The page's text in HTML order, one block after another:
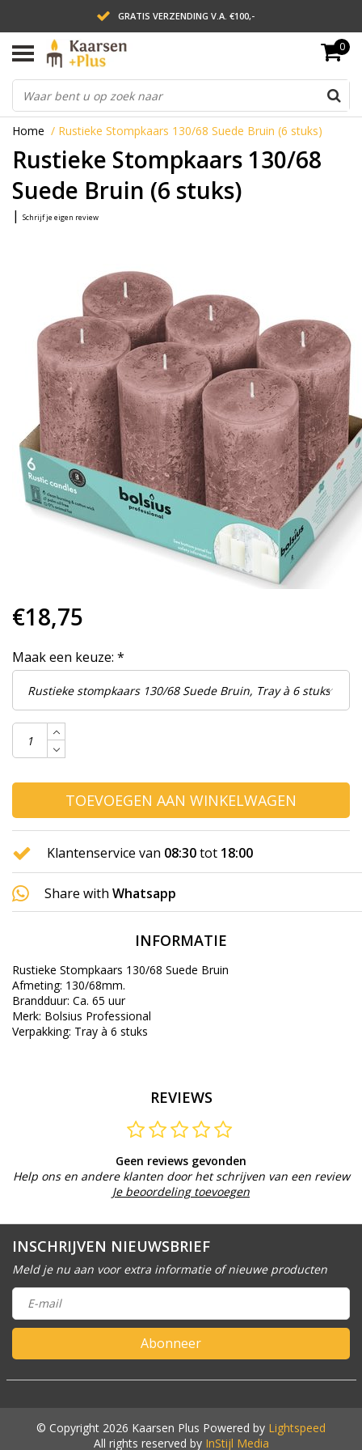
GRATIS VERZENDING V.A. €100,-
LEVERING BINNEN 2 WERKDAGEN
ACHTERAF BETALEN VIA AFTERPAY
0
Home / Rustieke Stompkaars 130/68 Suede Bruin (6 stuks)
Rustieke Stompkaars 130/68
Suede Bruin (6 stuks)
| Schrijf je eigen review
€18,75
Maak een keuze: *
TOEVOEGEN AAN WINKELWAGEN
Klantenservice van 08:30tot 18:00
Share with Whatsapp
INFORMATIE
Rustieke Stompkaars 130/68 Suede Bruin
Afmeting: 130/68mm.
Brandduur: Ca. 65 uur
Merk: Bolsius Professional
Verpakking: Tray à 6 stuks
REVIEWS
Geen reviews gevonden
Help ons en andere klanten door het schrijven van een review
Je beoordeling toevoegen
INSCHRIJVEN NIEUWSBRIEF
Meld je nu aan voor extra informatie of nieuwe producten
Abonneer
© Copyright 2026 Kaarsen Plus Powered by Lightspeed
All rights reserved by InStijl Media